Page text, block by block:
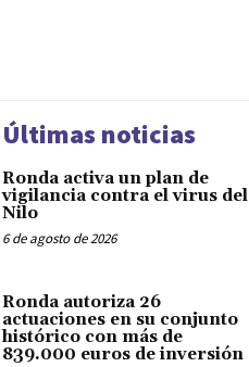
Últimas noticias
Ronda activa un plan de
vigilancia contra el virus del
Nilo
6 de agosto de 2026
Ronda autoriza 26
actuaciones en su conjunto
histórico con más de
839.000 euros de inversión